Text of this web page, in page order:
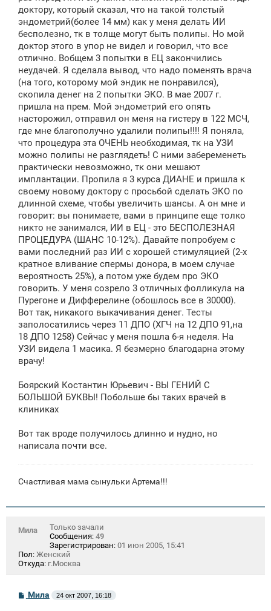
доктору, который сказал, что на такой толстый
эндометрий(более 14 мм) как у меня делать ИИ
бесполезно, тк в толще могут быть полипы. Но мой
доктор этого в упор не видел и говорил, что все
отлично. Вобщем 3 попытки в ЕЦ закончились
неудачей. Я сделала вывод, что надо поменять врача
(на того, которому мой эндик не понравился),
скопила денег на 2 попытки ЭКО. В мае 2007 г.
пришла на прем. Мой эндометрий его опять
насторожил, отправил он меня на гистеру в 122 МСЧ,
где мне благополучно удалили полипы!!!! Я поняла,
что процедура эта ОЧЕНЬ необходимая, тк на УЗИ
можно полипы не разглядеть! С ними забеременеть
практически невозможно, тк они мешают
имплантации. Пропила я 3 курса ДИАНЕ и пришла к
своему новому доктору с просьбой сделать ЭКО по
длинной схеме, чтобы увеличить шансы. А он мне и
говорит: вы понимаете, вами в принципе еще толко
никто не занимался, ИИ в ЕЦ - это БЕСПОЛЕЗНАЯ
ПРОЦЕДУРА (ШАНС 10-12%). Давайте попробуем с
вами последний раз ИИ с хорошей стимуляцией (2-х
кратное вливание спермы донора, в моем случае
вероятность 25%), а потом уже будем про ЭКО
говорить. У меня созрело 3 отличных фолликула на
Пурегоне и Дифферелине (обошлось все в 30000).
Вот так, никакого выкачивания денег. Тесты
заполосатились через 11 ДПО (ХГЧ на 12 ДПО 91,на
18 ДПО 1258) Сейчас у меня пошла 6-я неделя. На
УЗИ видела 1 масика. Я безмерно благодарна этому
врачу!
Боярский Костантин Юрьевич - ВЫ ГЕНИЙ С
БОЛЬШОЙ БУКВЫ! Побольше бы таких врачей в
клиниках
Вот так вроде получилось длинно и нудно, но
написала почти все.
Счастливая мама сынульки Артема!!!
Мила
Только зачали
Сообщения: 49
Зарегистрирован: 01 июн 2005, 15:41
Пол: Женский
Откуда: г.Москва
СМила 24 окт 2007, 16:18